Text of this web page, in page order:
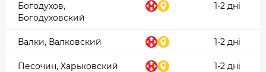
Богодухов,
Богодуховский
1-2 дні
Валки, Валковский 1-2 дні
Песочин, Харьковский 1-2 дні